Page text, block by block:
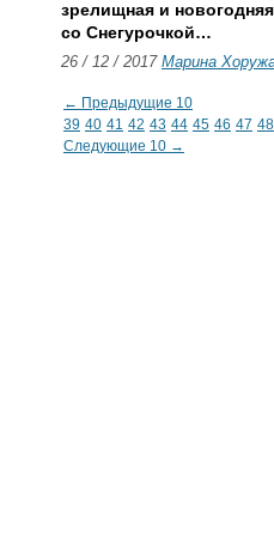
зрелищная и
со Снегурочкой…
26 / 12 / 2017 Марина
← Предыдущие 10
39 40 41 42 43 44 45 46 47 48
Следующие 10 →